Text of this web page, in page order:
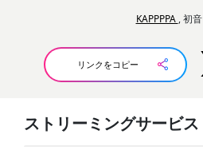
KAPPPPA , 初
リンクをコピー
ストリーミングサービス